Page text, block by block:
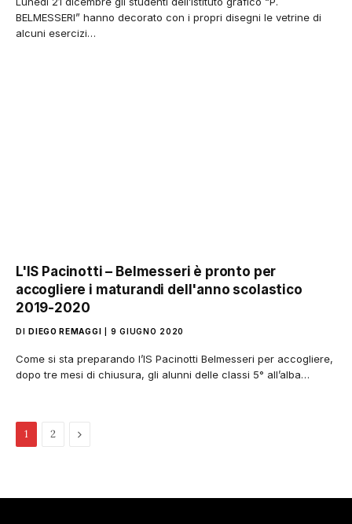
BELMESSERI” hanno decorato con i propri disegni le vetrine di
alcuni esercizi…
L'IS Pacinotti – Belmesseri è pronto per
accogliere i maturandi dell'anno scolastico
2019-2020
DI DIEGO REMAGGI 9 GIUGNO 2020
Come si sta preparando l’IS Pacinotti Belmesseri per accogliere,
dopo tre mesi di chiusura, gli alunni delle classi 5° all’alba…
1 2
Pagina